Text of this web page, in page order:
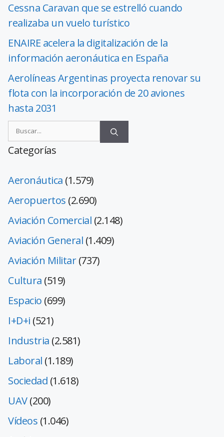
Cessna Caravan que se estrelló cuando
realizaba un vuelo turístico
ENAIRE acelera la digitalización de la
información aeronáutica en España
Aerolíneas Argentinas proyecta renovar su
flota con la incorporación de 20 aviones
hasta 2031
Categorías
Aeronáutica (1.579)
Aeropuertos (2.690)
Aviación Comercial (2.148)
Aviación General (1.409)
Aviación Militar(737)
Cultura (519)
Espacio (699)
I+D+i (521)
Industria (2.581)
Laboral (1.189)
Sociedad (1.618)
UAV(200)
Vídeos (1.046)